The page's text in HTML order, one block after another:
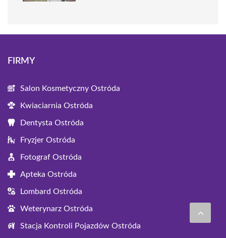
FIRMY
Salon Kosmetyczny Ostróda
Kwiaciarnia Ostróda
Dentysta Ostróda
Fryzjer Ostróda
Fotograf Ostróda
Apteka Ostróda
Lombard Ostróda
Weterynarz Ostróda
Stacja Kontroli Pojazdów Ostróda